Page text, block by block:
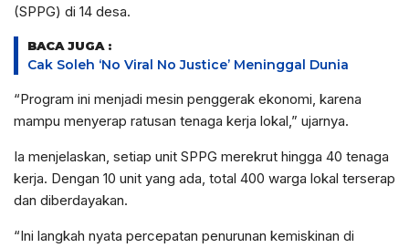
(SPPG) di 14 desa.
BACA JUGA :
Cak Soleh ‘No Viral No Justice’ Meninggal Dunia
“Program ini menjadi mesin penggerak ekonomi, karena
mampu menyerap ratusan tenaga kerja lokal,” ujarnya.
Ia menjelaskan, setiap unit SPPG merekrut hingga 40 tenaga
kerja. Dengan 10 unit yang ada, total 400 warga lokal terserap
dan diberdayakan.
“Ini langkah nyata percepatan penurunan kemiskinan di